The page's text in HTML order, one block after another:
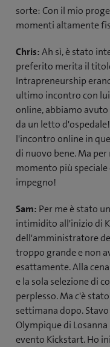
sorte: Con il mio
momenti altamente
Chris:Ah sì, è stato
preferito merita il
Intrapreneurship
ultimo incontro con
online, abbiamo
da un letto
l'incontro online in
di nuovo bene. Ma
momento più speciale
impegno!
Sam: Per me è stato
intimidito all'inizio di
dell'amministratore
troppo grande e non
esattamente. Alla
e la sola selezione di
perplesso. Ma c'è
settimana dopo.
Olympique di
evento Kickstart. Ho